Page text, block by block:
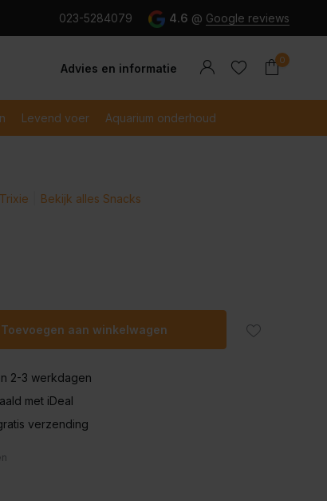
betaald met iDeal
023-5284079 4.6 @ Google reviews
Advies en informatie
0
Levend voer Aquarium onderhoud
Trixie Bekijk alles Snacks
Toevoegen aan winkelwagen
2-3 werkdagen
met iDeal
verzending